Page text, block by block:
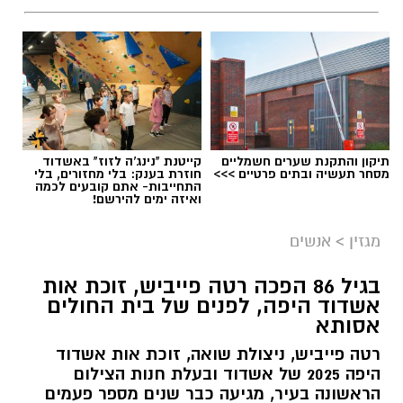
בעצמכם. ביהדות,האושר מותנה בעשייה. אין
עשייה - אין אושר.
בעבודה:יש צורך להתחבר אל מוטיבציה
מחודשת אשר תעניק לכם את היכולת להתחבר
מחדש אל עשייתכם. כדי לעשות זאת ממליצים
לכם הקלפים לשקול הרשמה ללימודים ולהעשרה
להאזנה לתוכן:
אלדה נתנאל / 12:51 16.07.26
בסטודיו פועלות קבוצות החל מגיל גן חובה ועד
קבוצת נשים, כאשר כל תלמידה משתלבת בקבוצה
המתאימה לה לפי גילה ורמתה. גם מי שעושה את
צעדיה הראשונים בעולם הריקוד וגם רקדניות
תיקון והתקנת שערים חשמליים
מסחר תעשיה ובתים פרטיים >>>
קייטנת "נינג'ה לזוז" באשדוד
חוזרת בענק: בלי מחזורים, בלי
התחייבות- אתם קובעים לכמה
ואיזה ימים להירשם!
מגזין > אנשים
בגיל 86 הפכה רטה פייביש, זוכת אות
אשדוד היפה, לפנים של בית החולים
אסותא
רטה פייביש, ניצולת שואה, זוכת אות אשדוד
היפה 2025 של אשדוד ובעלת חנות הצילום
הראשונה בעיר, מגיעה כבר שנים מספר פעמים